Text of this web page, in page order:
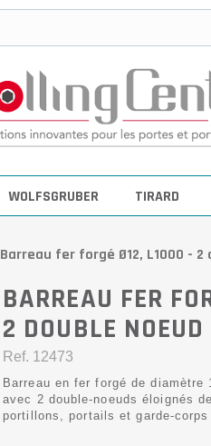
WOLFSGRUBER TIRARD
Barreau fer forgé Ø12, L1000 - 2
BARREAU FER
2 DOUBLE NOEUD
Ref. 12473
Barreau en fer forgé de diamètre
avec 2 double-noeuds éloignés
portillons, portails et garde-